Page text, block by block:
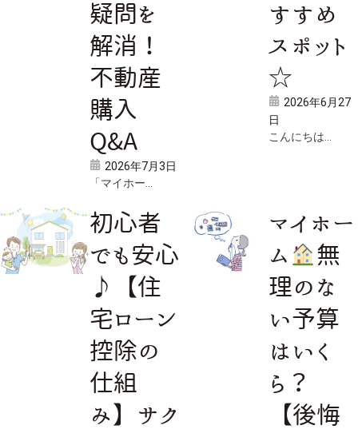
疑問を
解消！
不動産
購入
Q&A
2026年7月3日
「マイホー...
すすめ
スポット
☆
2026年6月27
日
こんにちは...
初心者
でも安心
♪【住
宅ローン
控除の
仕組
み】サク
マイホー
ム
無
理のな
い予算
はいく
ら？
【後悔